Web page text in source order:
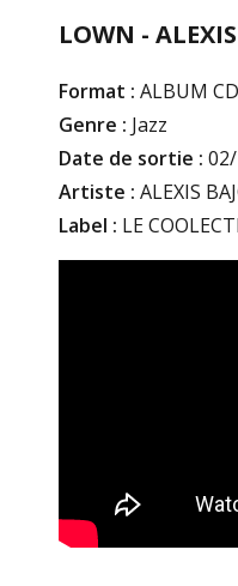
LOWN -
Format : ALBUM CD
Genre : Jazz
Date de sortie :
Artiste : ALEXIS
Label : LE